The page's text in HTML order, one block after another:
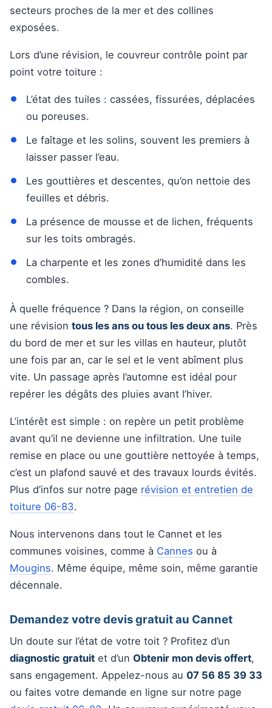
secteurs proches de la mer et des collines
exposées.
Lors d’une révision, le couvreur contrôle point par
point votre toiture :
L’état des tuiles : cassées, fissurées, déplacées
ou poreuses.
Le faîtage et les solins, souvent les premiers à
laisser passer l’eau.
Les gouttières et descentes, qu’on nettoie des
feuilles et débris.
La présence de mousse et de lichen, fréquents
sur les toits ombragés.
La charpente et les zones d’humidité dans les
combles.
À quelle fréquence ? Dans la région, on conseille
une révision tous les ans ou tous les deux ans. Près
du bord de mer et sur les villas en hauteur, plutôt
une fois par an, car le sel et le vent abîment plus
vite. Un passage après l’automne est idéal pour
repérer les dégâts des pluies avant l’hiver.
L’intérêt est simple : on repère un petit problème
avant qu’il ne devienne une infiltration. Une tuile
remise en place ou une gouttière nettoyée à temps,
c’est un plafond sauvé et des travaux lourds évités.
Plus d’infos sur notre page révision et entretien de
toiture 06-83.
Nous intervenons dans tout le Cannet et les
communes voisines, comme à Cannes ou à
Mougins. Même équipe, même soin, même garantie
décennale.
Demandez votre devis gratuit au Cannet
Un doute sur l’état de votre toit ? Profitez d’un
diagnostic gratuit et d’un Obtenir mon devis offert,
sans engagement. Appelez-nous au 07 56 85 39 33
ou faites votre demande en ligne sur notre page